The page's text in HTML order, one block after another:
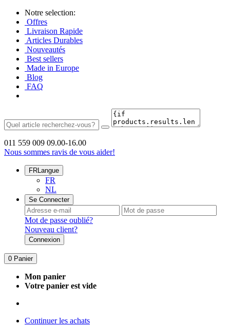
Notre selection:
Offres
Livraison Rapide
Articles Durables
Nouveautés
Best sellers
Made in Europe
Blog
FAQ
011 559 009 09.00-16.00
Nous sommes ravis de vous aider!
FRLangue
FR
NL
Se Connecter
Mot de passe oublié?
Nouveau client?
Connexion
0 Panier
Mon panier
Votre panier est vide
Continuer les achats